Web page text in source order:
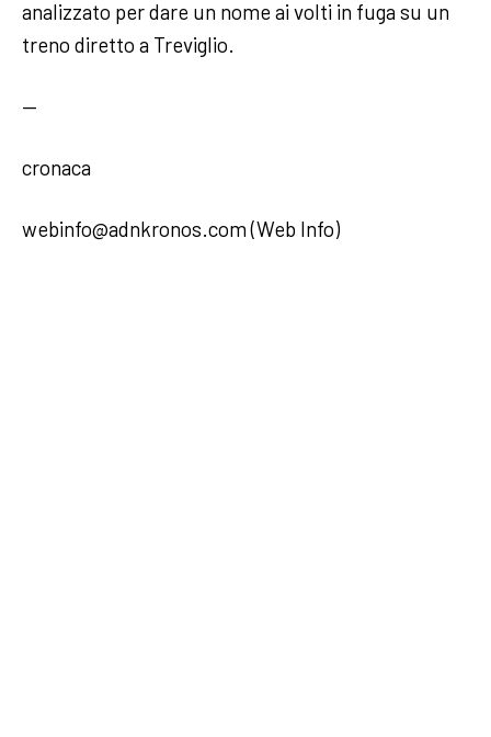
analizzato per dare un nome ai volti in fuga su un
treno diretto a Treviglio.
—
cronaca
webinfo@adnkronos.com (Web Info)